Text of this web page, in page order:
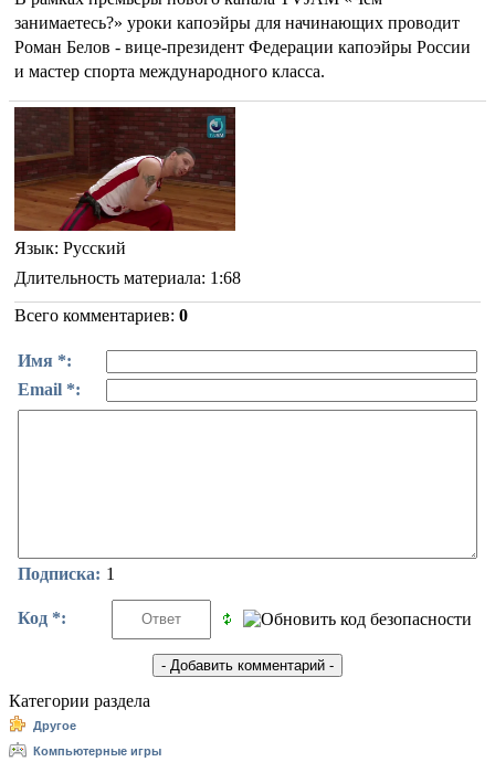
занимаетесь?» уроки капоэйры для начинающих проводит
Роман Белов - вице-президент Федерации капоэйры России
и мастер спорта международного класса.
Язык: Русский
Длительность материала: 1:68
Всего комментариев: 0
Имя *:
Email *:
Подписка: 1
Код *:
Категории раздела
Другое
Компьютерные игры